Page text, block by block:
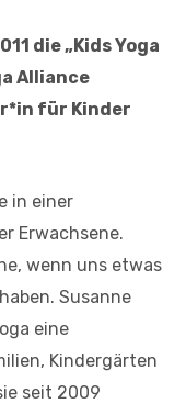
die „Kids Yoga
Alliance
für Kinder
in einer
Erwachsene.
wenn uns etwas
Susanne
eine
Kindergärten
seit 2009